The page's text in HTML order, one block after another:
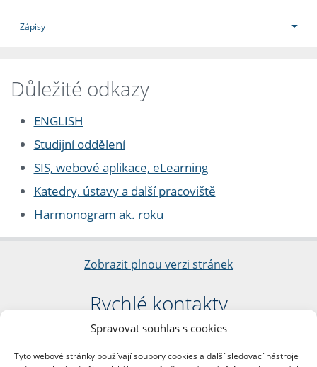
Spravovat souhlas s cookies
Tyto webové stránky používají soubory cookies a další sledovací nástroje
Zápisy
Důležité odkazy
ENGLISH
Studijní oddělení
SIS, webové aplikace, eLearning
Katedry, ústavy a další pracoviště
Harmonogram ak. roku
Zobrazit plnou verzi stránek
Rychlé kontakty
Filozofická fakulta
nám. Jana Palacha 1/2